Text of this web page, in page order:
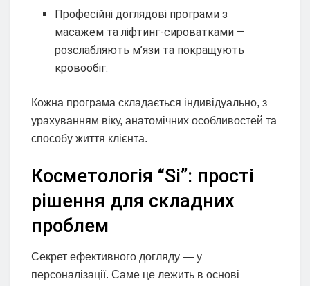
Професійні доглядові програми з
масажем та ліфтинг-сироватками —
розслабляють м’язи та покращують
кровообіг.
Кожна програма складається індивідуально, з
урахуванням віку, анатомічних особливостей та
способу життя клієнта.
Косметологія “Si”: прості
рішення для складних
проблем
Секрет ефективного догляду — у
персоналізації. Саме це лежить в основі